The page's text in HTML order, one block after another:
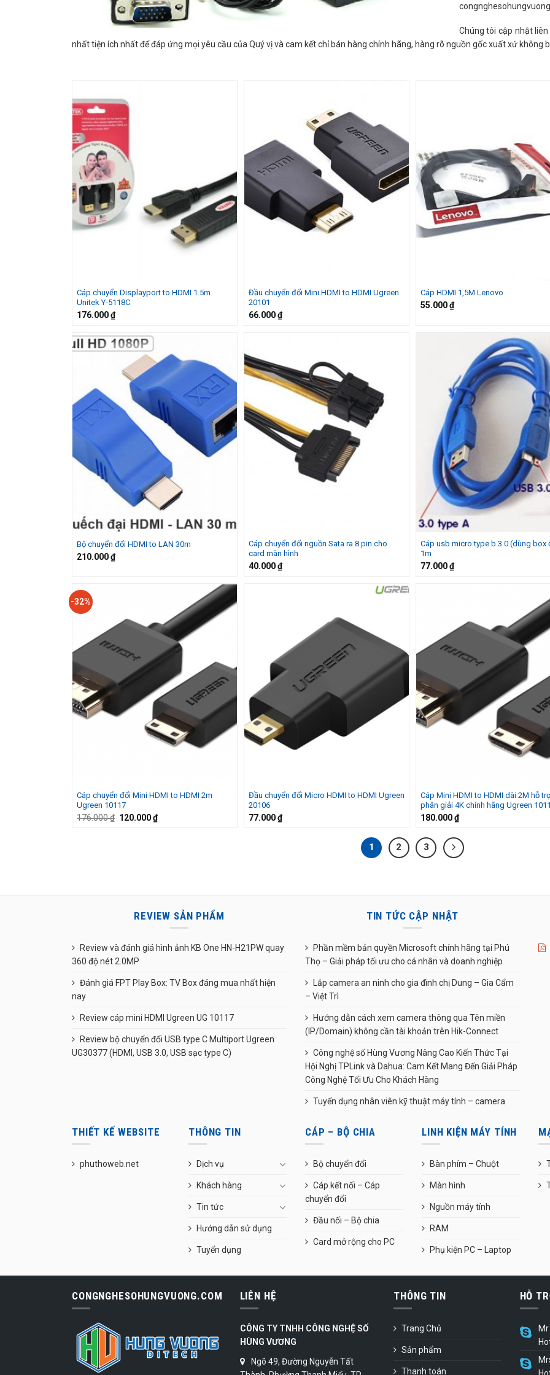
Chúng tôi cập nhật
nhất tiện ích nhất để đáp ứng mọi yêu cầu của Quý vị và cam kết chỉ bán hàng chính hãng, hàng rõ nguồn gốc xuất xứ không
Cáp chuyển Displayport to HDMI 1.5m
Unitek Y-5118C
176.000₫
Đầu chuyển đổi Mini HDMI to HDMI Ugreen
20101
66.000₫
Cáp HDMI 1,5M Lenovo
55.000₫
Bộ chuyển đổi HDMI to LAN 30m
210.000₫
Cáp chuyển đổi nguồn Sata ra 8 pin cho
card màn hình
40.000₫
Cáp usb micro type b 3.0 (dùng box
1m
77.000₫
-32%
Cáp chuyển đổi Mini HDMI to HDMI 2m
Ugreen 10117
176.000₫ Giá
120.000₫Giá
hiện
Đầu chuyển đổi Micro HDMI to HDMI Ugreen
20106
77.000₫
Cáp Mini HDMI to HDMI dài 2M hỗ
phân giải 4K chính hãng Ugreen
180.000₫
1 2 3
REVIEW SẢN PHẨM
Review và đánh giá hình ảnh KB One HN-H21PW quay
360 độ nét 2.0MP
Đánh giá FPT Play Box: TV Box đáng mua nhất hiện
nay
Review cáp mini HDMI Ugreen UG 10117
Review bộ chuyển đổi USB type C Multiport Ugreen
UG30377 (HDMI, USB 3.0, USB sạc type C)
TIN TỨC CẬP NHẬT
Phần mềm bản quyền Microsoft chính hãng tại Phú
Thọ – Giải pháp tối ưu cho cá nhân và doanh nghiệp
Lắp camera an ninh cho gia đình chị Dung – Gia Cẩm
– Việt Trì
Hướng dẫn cách xem camera thông qua Tên miền
(IP/Domain) không cần tài khoản trên Hik-Connect
Công nghệ số Hùng Vương Nâng Cao Kiến Thức Tại
Hội Nghị TPLink và Dahua: Cam Kết Mang Đến Giải Pháp
Công Nghệ Tối Ưu Cho Khách Hàng
Tuyển dụng nhân viên kỹ thuật máy tính – camera
THIẾT KẾ WEBSITE
phuthoweb.net
THÔNG TIN
Dịch vụ
Khách hàng
Tin tức
Hướng dẫn sử dụng
Tuyển dụng
CÁP – BỘ CHIA
Bộ chuyển đổi
Cáp kết nối – Cáp
chuyển đổi
Đầu nối – Bộ chia
Card mở rộng cho PC
LINH KIỆN MÁY TÍNH
Bàn phím – Chuột
Màn hình
Nguồn máy tính
RAM
Phụ kiện PC – Laptop
CONGNGHESOHUNGVUONG.COM LIÊN HỆ
CÔNG TY TNHH CÔNG NGHỆ SỐ
HÙNG VƯƠNG
Ngõ 49, Đường Nguyễn Tất
THÔNG TIN
Trang Chủ
Sản phẩm
Thanh toán
HỖ